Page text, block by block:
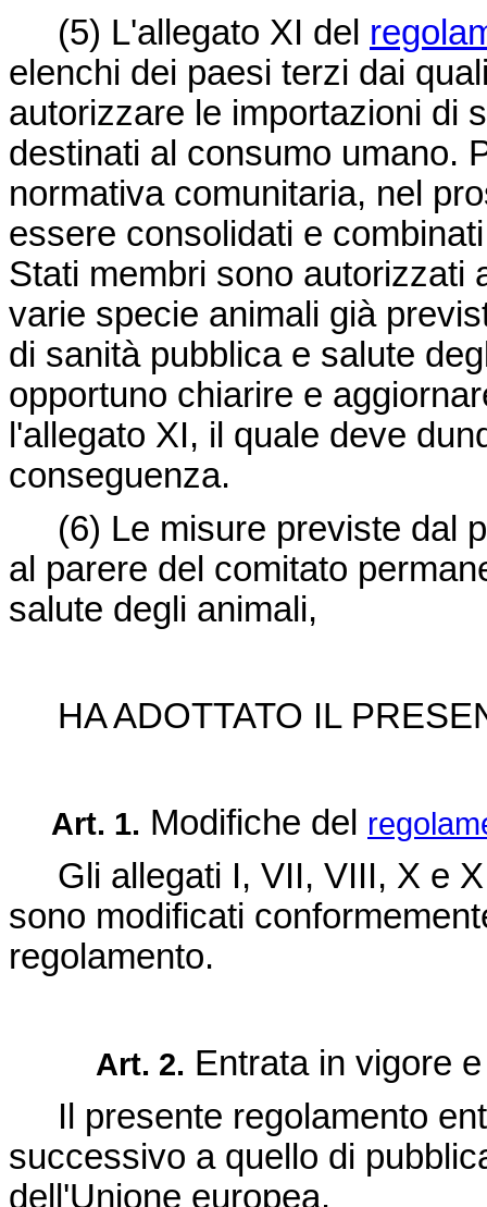
(5) L'allegato XI del
elenchi dei paesi terzi dai
autorizzare le importazioni di
destinati al consumo umano.
normativa comunitaria, nel
essere consolidati e
Stati membri sono autorizzati
varie specie animali già
di sanità pubblica e salute
opportuno chiarire e
l'allegato XI, il quale deve
conseguenza.
(6) Le misure previste dal
al parere del comitato
salute degli animali,
HA ADOTTATO IL
Art. 1. Modifiche del
Gli allegati I, VII, VIII, X e
sono modificati
regolamento.
Art. 2. Entrata in vigore
Il presente regolamento
successivo a quello di
dell'Unione europea.